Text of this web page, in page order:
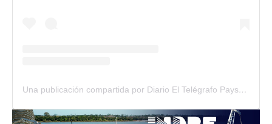
Una publicación compartida por Diario El Telégrafo Paysandú (@diario_el_telegrafo)